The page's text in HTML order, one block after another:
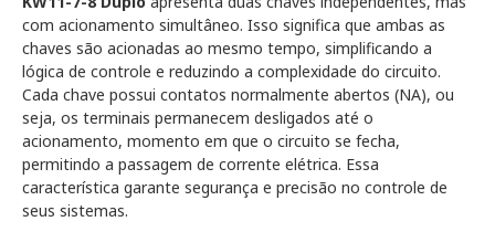
com acionamento simultâneo. Isso significa que ambas as
chaves são acionadas ao mesmo tempo, simplificando a
lógica de controle e reduzindo a complexidade do circuito.
Cada chave possui contatos normalmente abertos (NA), ou
seja, os terminais permanecem desligados até o
acionamento, momento em que o circuito se fecha,
permitindo a passagem de corrente elétrica. Essa
característica garante segurança e precisão no controle de
seus sistemas.